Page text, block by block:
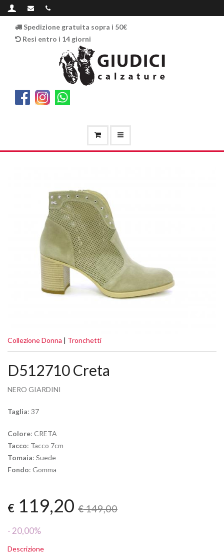
Spedizione gratuita sopra i 50€
Resi entro i 14 giorni
Collezione Donna | Tronchetti
D512710 Creta
NERO GIARDINI
Taglia: 37
Colore: CRETA
Tacco: Tacco 7cm
Tomaia: Suede
Fondo: Gomma
€ 119,20 €149,00
- 20,00%
Descrizione